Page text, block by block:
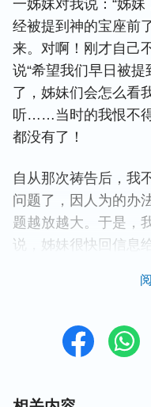
一姊妹对我说：“姊
经被提到神的宝座前
来。对啊！刚才自己
说“希望我们早日被
了，姊妹们会怎么看
听……当时的我恨不
都没有了！
自从那次祷告后，我
问题了，因人为的办
题越放越大。于是，
说，姊妹很快回信息
交，说心里话，总想
的，我们得学会放下
跟神有真实的相交，
看到姊妹的信息，我